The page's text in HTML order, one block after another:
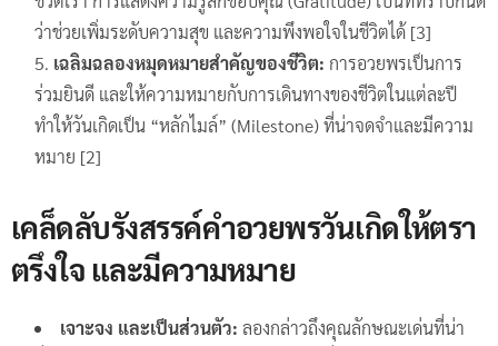
ว่าช่วยเพิ่มระดับความสุข และความพึงพอใจในชีวิตได้ [3]
เฉลิมฉลองหมุดหมายสำคัญของชีวิต: การอวยพรเป็นการ
ร่วมยินดี และให้ความหมายกับการเดินทางของชีวิตในแต่ละปี
ทำให้วันเกิดเป็น “หลักไมล์” (Milestone) ที่น่าจดจำและมีความ
หมาย [2]
เคล็ดลับรังสรรค์คำอวยพรวันเกิดให้ตรา
ตรึงใจ และมีความหมาย
เจาะจง และเป็นส่วนตัว: ลองกล่าวถึงคุณลักษณะเด่นที่น่า